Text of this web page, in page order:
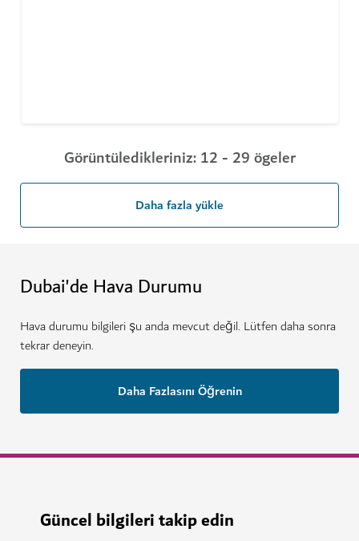
Görüntüledikleriniz: 12 - 29 ögeler
Daha fazla yükle
Dubai'de Hava Durumu
Hava durumu bilgileri şu anda mevcut değil. Lütfen daha sonra
tekrar deneyin.
Daha Fazlasını Öğrenin
Güncel bilgileri takip edin